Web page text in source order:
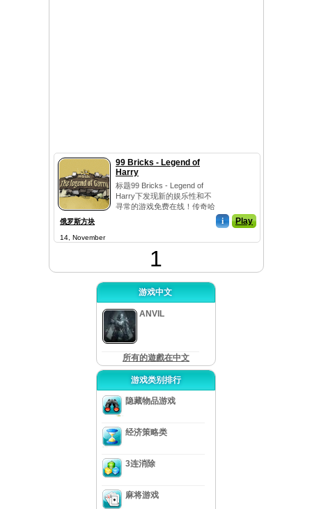
99 Bricks - Legend of
Harry
标题99 Bricks - Legend of
Harry下发现新的娱乐性和不
寻常的游戏免费在线！传奇哈
俄罗斯方块 i Play
14, November
1
游戏中文
ANVIL
所有的遊戲在中文
游戏类别排行
隐藏物品游戏
经济策略类
3连消除
麻将游戏